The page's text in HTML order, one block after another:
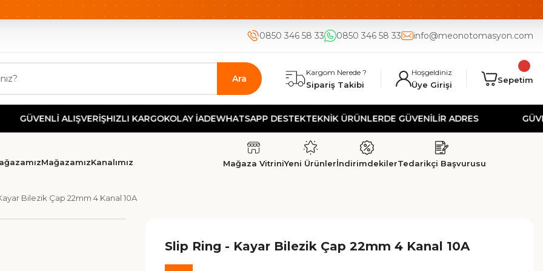
KARGO HIZLI KARGO GÜVENLİ ALIŞVERİŞ-KOLAY İADE UYGUN FİYAT
0850 346 58 33 0850 346 58 33 info@meonotomasyon.com
Ara
Kargom Nerede ?
Sipariş Takibi
Hoşgeldiniz
Üye Girişi Sepetim
ALIŞVERİŞHIZLI KARGO KOLAY İADEWHATSAPP DESTEKTEKNİK ÜRÜNLERDE GÜVENİLİR ADRES GÜVENLİ
MağazamızKanalımız Mağaza VitriniYeni ÜrünlerİndirimdekilerTedarikçi Başvurusu
Bilezik Çap 22mm 4 Kanal 10A
Slip Ring - Kayar Bilezik Çap 22mm 4 Kanal 10A